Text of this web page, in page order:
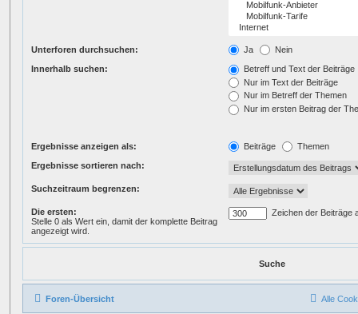
Unterforen durchsuchen: Ja Nein
Innerhalb suchen:
Betreff und Text der Beiträge
Nur im Text der Beiträge
Nur im Betreff der Themen
Nur im ersten Beitrag der
Ergebnisse anzeigen als: Beiträge Themen
Ergebnisse sortieren nach:
Suchzeitraum begrenzen:
Die ersten:
Stelle 0 als Wert ein, damit der komplette Beitrag
angezeigt wird.
Zeichen der Beiträge
Foren-Übersicht Alle